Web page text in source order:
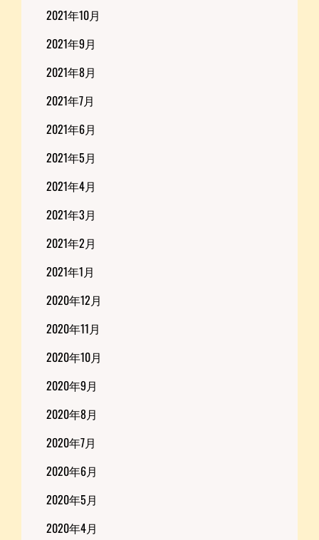
2021年10月
2021年9月
2021年8月
2021年7月
2021年6月
2021年5月
2021年4月
2021年3月
2021年2月
2021年1月
2020年12月
2020年11月
2020年10月
2020年9月
2020年8月
2020年7月
2020年6月
2020年5月
2020年4月